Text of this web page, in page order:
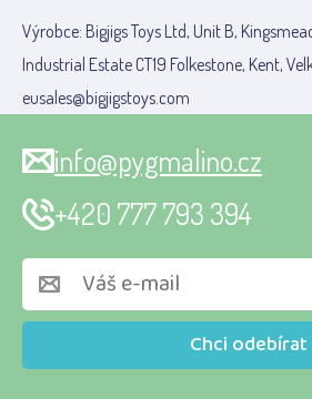
Výrobce: Bigjigs Toys Ltd, Unit B,
Industrial Estate CT19 Folkestone, Kent,
eusales@bigjigstoys.com
Chci odebírat
info@pygmalino.cz
+420 777 793 394